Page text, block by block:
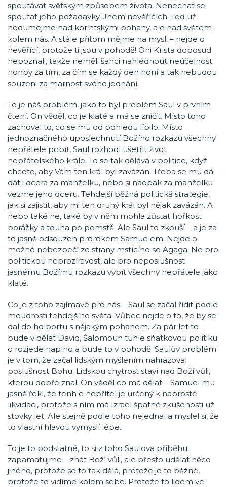
spoutávat světským způsobem života. Nenechat se
spoutat jeho požadavky. Jhem nevěřících. Teď už
nedumejme nad korintskými pohany, ale nad světem
kolem nás. A stále přitom mějme na mysli – nejde o
nevěřící, protože ti jsou v pohodě! Oni Krista doposud
nepoznali, takže neměli šanci nahlédnout neúčelnost
honby za tím, za čím se každý den honí a tak nebudou
souzeni za marnost svého jednání.
To je náš problém, jako to byl problém Saul v prvním
čtení. On věděl, co je klaté a má se zničit. Místo toho
zachoval to, co se mu od pohledu líbilo. Místo
jednoznačného uposlechnutí Božího rozkazu všechny
nepřátele pobít, Saul rozhodl ušetřit život
nepřátelského krále. To se tak dělává v politice, když
chcete, aby Vám ten král byl zavázán. Třeba se mu dá
dát i dcera za manželku, nebo si naopak za manželku
vezme jeho dceru. Tehdejší běžná politická strategie,
jak si zajistit, aby mi ten druhý král byl nějak zavázán. A
nebo také ne, také by v něm mohla zůstat hořkost
porážky a touha po pomstě. Ale Saul to zkouší – a je za
to jasně odsouzen prorokem Samuelem. Nejde o
možné nebezpečí ze strany mstícího se Agaga. Ne pro
politickou neprozíravost, ale pro neposlušnost
jasnému Božímu rozkazu vybít všechny nepřátele jako
klaté.
Co je z toho zajímavé pro nás – Saul se začal řídit podle
moudrosti tehdejšího světa. Vůbec nejde o to, že by se
dal do holportu s nějakým pohanem. Za pár let to
bude v dělat David, Šalomoun tuhle sňatkovou politiku
o rozjede naplno a bude to v pohodě. Saulův problém
je v tom, že začal lidským myšlením nahrazoval
poslušnost Bohu. Lidskou chytrost staví nad Boží vůli,
kterou dobře znal. On věděl co má dělat – Samuel mu
jasně řekl, že tenhle nepřítel je určený k naprosté
likvidaci, protože s ním má Izrael špatné zkušenosti už
stovky let. Ale stejně podle toho nejednal a myslel si, že
to vlastní hlavou vymyslí lépe.
To je to podstatné, to si z toho Saulova příběhu
zapamatujme – znát Boží vůli, ale přesto udělat něco
jiného, protože se to tak dělá, protože je to běžné,
protože to vidíme kolem sebe. Protože to lidem ve